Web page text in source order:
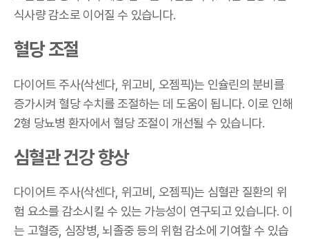
식사량 감소로 이어질 수 있습니다.
혈당 조절
다이어트 주사(삭센다, 위고비, 오젬픽)는 인슐린의 분비를
증가시켜 혈당 수치를 조절하는 데 도움이 됩니다. 이로 인해
2형 당뇨병 환자에서 혈당 조절이 개선될 수 있습니다.
심혈관 건강 향상
다이어트 주사(삭센다, 위고비, 오젬픽)는 심혈관 질환의 위
험 요소를 감소시킬 수 있는 가능성이 연구되고 있습니다. 이
는 고혈증, 심장병, 뇌졸중 등의 위험 감소에 기여할 수 있습